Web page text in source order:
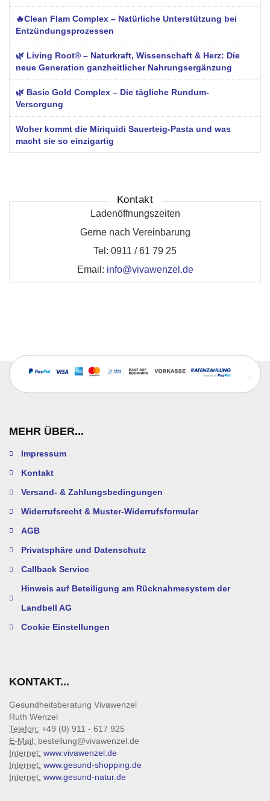
🔥Clean Flam Complex – Natürliche Unterstützung bei
Entzündungsprozessen
🌿 Living Root® – Naturkraft, Wissenschaft & Herz: Die
neue Generation ganzheitlicher Nahrungsergänzung
🌿 Basic Gold Complex – Die tägliche Rundum-
Versorgung
Woher kommt die Miriquidi Sauerteig-Pasta und was
macht sie so einzigartig
Kontakt
Ladenöffnungszeiten
Gerne nach Vereinbarung
Tel: 0911 / 61 79 25
Email: info@vivawenzel.de
MEHR ÜBER...
Impressum
Kontakt
Versand- & Zahlungsbedingungen
Widerrufsrecht & Muster-Widerrufsformular
AGB
Privatsphäre und Datenschutz
Callback Service
Hinweis auf Beteiligung am Rücknahmesystem der
Landbell AG
Cookie Einstellungen
KONTAKT...
Gesundheitsberatung Vivawenzel
Ruth Wenzel
Telefon: +49 (0) 911 - 617 925
E-Mail: bestellung@vivawenzel.de
Internet: www.vivawenzel.de
Internet: www.gesund-shopping.de
Internet: www.gesund-natur.de